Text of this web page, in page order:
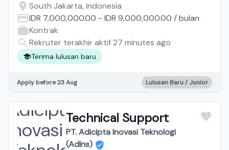
South Jakarta, Indonesia
IDR 7,000,000.00 - IDR 9,000,000.00 /bulan
Kontrak
Rekruter terakhir aktif 27 minutes ago
Terima lulusan baru
Apply before 23 Aug Lulusan Baru / Junior
Technical Support
PT. Adicipta Inovasi Teknologi
(AdIns)